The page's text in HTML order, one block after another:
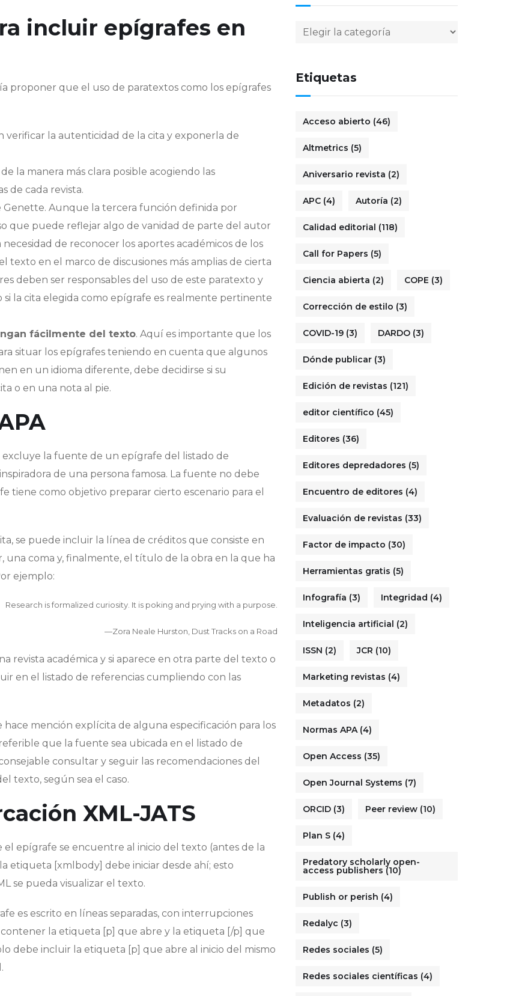
incluir epígrafes en
proponer que el uso de paratextos como los epígrafes
verificar la autenticidad de la cita y exponerla de
la manera más clara posible acogiendo las
de cada revista.
Genette. Aunque la tercera función definida por
que puede reflejar algo de vanidad de parte del autor
de reconocer los aportes académicos de los
texto en el marco de discusiones más amplias de cierta
deben ser responsables del uso de este paratexto y
la cita elegida como epígrafe es realmente pertinente
fácilmente del texto. Aquí es importante que los
situar los epígrafes teniendo en cuenta que algunos
en un idioma diferente, debe decidirse si su
o en una nota al pie.
excluye la fuente de un epígrafe del listado de
de una persona famosa. La fuente no debe
tiene como objetivo preparar cierto escenario para el
se puede incluir la línea de créditos que consiste en
coma y, finalmente, el título de la obra en la que ha
ejemplo:
Research is formalized curiosity. It is poking and prying with a purpose.
—Zora Neale Hurston, Dust Tracks on a Road
revista académica y si aparece en otra parte del texto o
en el listado de referencias cumpliendo con las
mención explícita de alguna especificación para los
que la fuente sea ubicada en el listado de
consultar y seguir las recomendaciones del
texto, según sea el caso.
XML-JATS
el epígrafe se encuentre al inicio del texto (antes de la
etiqueta [xmlbody] debe iniciar desde ahí; esto
se pueda visualizar el texto.
es escrito en líneas separadas, con interrupciones
contener la etiqueta [p] que abre y la etiqueta [/p] que
debe incluir la etiqueta [p] que abre al inicio del mismo
Categorías
Etiquetas
Acceso abierto (46)
Altmetrics (5)
Aniversario revista (2)
APC (4) Autoría (2)
Calidad editorial (118)
Call for Papers (5)
Ciencia abierta (2) COPE (3)
Corrección de estilo (3)
COVID-19 (3) DARDO (3)
Dónde publicar (3)
Edición de revistas (121)
editor científico (45)
Editores (36)
Editores depredadores (5)
Encuentro de editores (4)
Evaluación de revistas (33)
Factor de impacto (30)
Herramientas gratis (5)
Infografía (3) Integridad (4)
Inteligencia artificial (2)
ISSN (2) JCR (10)
Marketing revistas (4)
Metadatos (2)
Normas APA(4)
Open Access (35)
Open Journal Systems (7)
ORCID (3) Peer review (10)
Plan S (4)
Predatory scholarly open-
access publishers (10)
Publish or perish (4)
Redalyc (3)
Redes sociales (5)
Redes sociales científicas (4)